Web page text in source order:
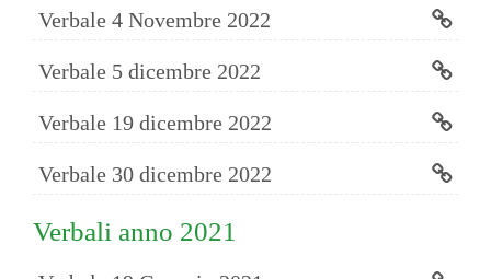
Verbale 4 Novembre 2022
Verbale 5 dicembre 2022
Verbale 19 dicembre 2022
Verbale 30 dicembre 2022
Verbali anno 2021